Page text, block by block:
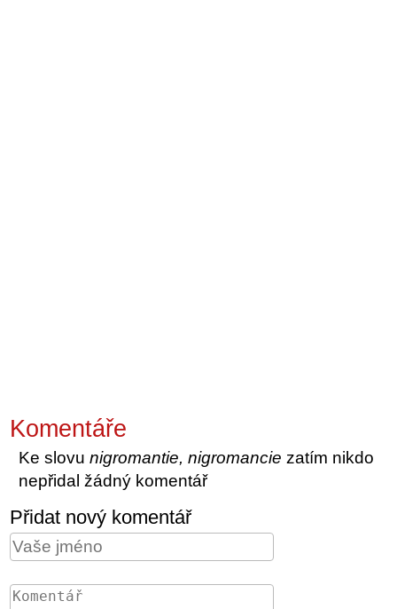
Komentáře
Ke slovunigromantie, nigromancie zatím nikdo
nepřidal žádný komentář
Přidat nový komentář